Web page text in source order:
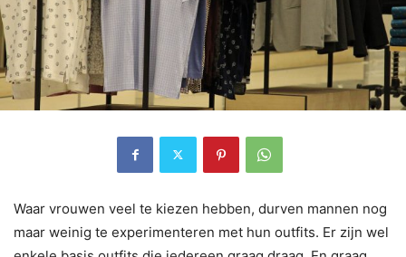
Waar vrouwen veel te kiezen hebben, durven mannen nog
maar weinig te experimenteren met hun outfits. Er zijn wel